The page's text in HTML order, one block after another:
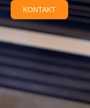
KONTAKT